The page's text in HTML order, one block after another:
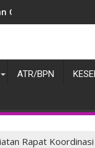
Olahraga Gembira
ATR/BPN
Rapat